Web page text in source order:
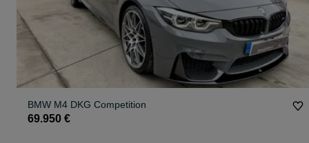
BMW M4 DKG Competition
69.950 €